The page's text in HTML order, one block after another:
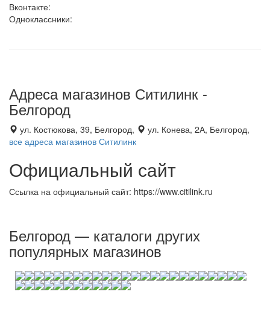
Вконтакте:
Одноклассники:
Адреса магазинов Ситилинк -
Белгород
ул. Костюкова, 39, Белгород,
ул. Конева, 2А, Белгород,
все адреса магазинов Ситилинк
Официальный сайт
Ссылка на официальный сайт: https://www.citilink.ru
Белгород — каталоги других
популярных магазинов